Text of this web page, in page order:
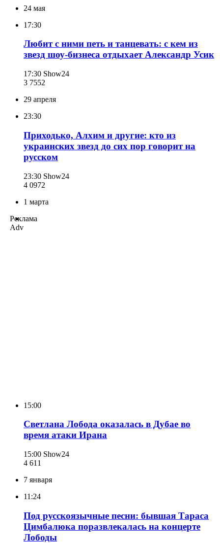
24 мая
17:30
Любит с ними петь и танцевать: с кем из
звезд шоу-бизнеса отдыхает Александр Усик
17:30 Show24
3 7552
29 апреля
23:30
Приходько, Алхим и другие: кто из
украинских звезд до сих пор говорит на
русском
23:30 Show24
4 0972
1 марта
Реклама
Adv
15:00
Светлана Лобода оказалась в Дубае во
время атаки Ирана
15:00 Show24
4 611
7 января
11:24
Под русскоязычные песни: бывшая Тараса
Цимбалюка поразвлекалась на концерте
Лободы